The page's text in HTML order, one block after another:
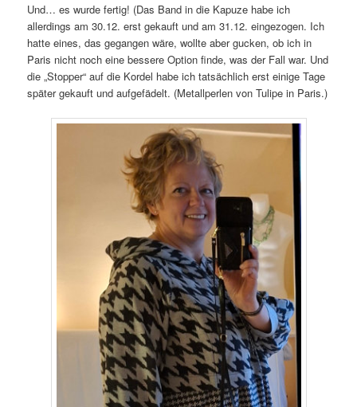
Und… es wurde fertig! (Das Band in die Kapuze habe ich
allerdings am 30.12. erst gekauft und am 31.12. eingezogen. Ich
hatte eines, das gegangen wäre, wollte aber gucken, ob ich in
Paris nicht noch eine bessere Option finde, was der Fall war. Und
die „Stopper“ auf die Kordel habe ich tatsächlich erst einige Tage
später gekauft und aufgefädelt. (Metallperlen von Tulipe in Paris.)